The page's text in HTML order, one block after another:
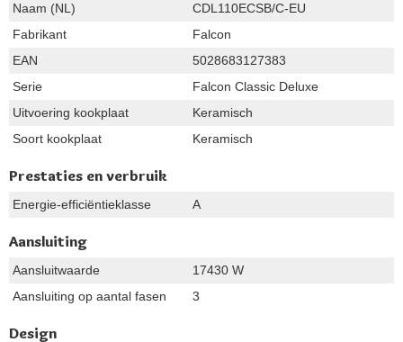
Naam (NL)
CDL110ECSB/C-EU
Fabrikant
Falcon
EAN
5028683127383
Serie
Falcon Classic Deluxe
Uitvoering kookplaat
Keramisch
Soort kookplaat
Keramisch
Prestaties en verbruik
Energie-efficiëntieklasse A
Aansluiting
Aansluitwaarde
17430 W
Aansluiting op aantal fasen
3
Design